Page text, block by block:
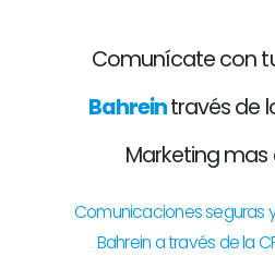
Comunícate con
Bahreintravés de
Marketing mas
Comunicaciones seguras
Bahrein a través de la